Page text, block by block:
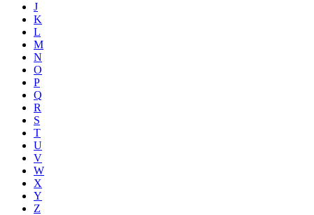
J
K
L
M
N
O
P
Q
R
S
T
U
V
W
X
Y
Z